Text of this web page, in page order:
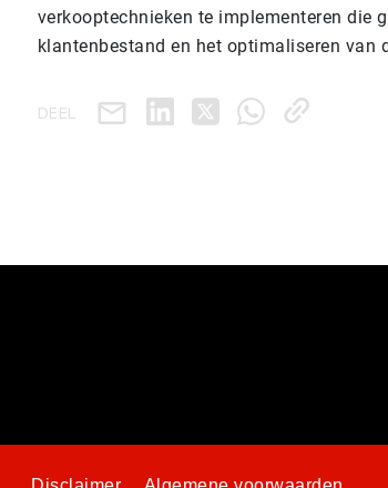
verkooptechnieken te implementeren die
klantenbestand en het optimaliseren van
DEEL